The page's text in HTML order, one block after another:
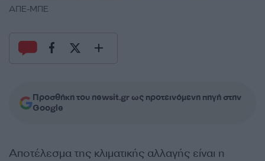
ΑΠΕ-ΜΠΕ
Προσθήκη του newsit.gr ως προτεινόμενη πηγή στην
Google
Αποτέλεσμα της κλιματικής αλλαγής είναι η